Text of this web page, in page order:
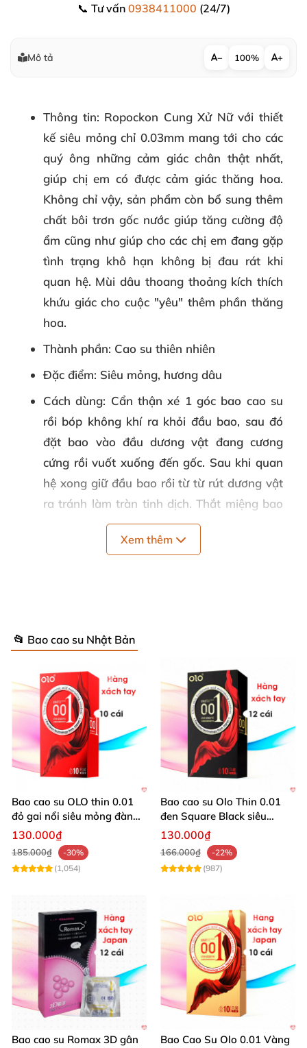
📞 Tư vấn 0938411000 (24/7)
Mô tả − 100% +
Thông tin: Ropockon Cung Xử Nữ với thiết
kế siêu mỏng chỉ 0.03mm mang tới cho các
quý ông những cảm giác chân thật nhất,
giúp chị em có được cảm giác thăng hoa.
Không chỉ vậy, sản phẩm còn bổ sung thêm
chất bôi trơn gốc nước giúp tăng cường độ
ẩm cũng như giúp cho các chị em đang gặp
tình trạng khô hạn không bị đau rát khi
quan hệ. Mùi dâu thoang thoảng kích thích
khứu giác cho cuộc "yêu" thêm phần thăng
hoa.
Thành phần: Cao su thiên nhiên
Đặc điểm: Siêu mỏng, hương dâu
Cách dùng: Cẩn thận xé 1 góc bao cao su
rồi bóp không khí ra khỏi đầu bao, sau đó
đặt bao vào đầu dương vật đang cương
cứng rồi vuốt xuống đến gốc. Sau khi quan
hệ xong giữ đầu bao rồi từ từ rút dương vật
ra tránh làm tràn tinh dịch. Thắt miệng bao
rồi vứt vào thùng rác.
: Hộp 12 cái
Giới thiệu bao cao su Ropockon cung Xử
Nữ
Những chàng trai cung Xử Nữ thường có tính
cách chung là biết cách tổ chức, hoàn thành tốt
công việc cũng như có lòng vị tha. Màu sắc may
mắn cho cung hoàng đạo này là vàng, xanh
dương và hồng.
Bao cao su Ropockon cung Xử Nữ
với thiết kế siêu
Xem thêm
📂 Bao cao su Nhật Bản
Bao cao su OLO thin 0.01
đỏ gai nổi siêu mỏng đàn
hồi 10 cái
130.000₫
185.000₫
-30%
(1,054)
Bao cao su Olo Thin 0.01
đen Square Black siêu
mỏng
130.000₫
166.000₫
-22%
(987)
Bao cao su Romax 3D gân
Bao Cao Su Olo 0.01 Vàng